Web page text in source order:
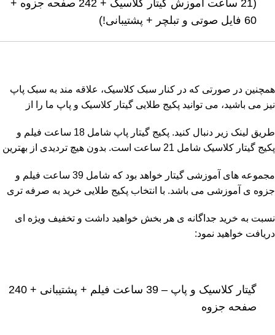
(21 ساعت آموزش گیتار کلاسیک + 242 صفحه جزوه +
60 فایل صوتی و تبلچر + پشتیبانی!)
همچنین در صورتی که در کنار سبک کلاسیک، علاقه مند به سبک پاپ
نیز می باشید، می توانید پکیج طلایی گیتار کلاسیک و پاپ ما را از
طریق لینک زیر دنبال کنید. پکیج گیتار پاپ شامل 18 ساعت فیلم و
پکیج گیتار کلاسیک شامل 21 ساعت است. بدون هیچ تردیدی از بهترین
مجموعه های آموزشی گیتار خواهد بود که شامل 39 ساعت فیلم و
جزوه ی آموزشی می باشد. با انتخاب پکیج طلایی خرید به صرفه تری
نسبت به خرید جداگانه ی هر بخش خواهید داشت و تخفیف ویژه ای
دریافت خواهید نمود:
گیتار کلاسیک و پاپ – 39 ساعت فیلم + پشتیبانی + 240
صفحه جزوه